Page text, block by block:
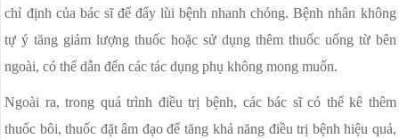
chỉ định của bác sĩ để đẩy lùi bệnh nhanh chóng. Bệnh nhân không
tự ý tăng giảm lượng thuốc hoặc sử dụng thêm thuốc uống từ bên
ngoài, có thể dẫn đến các tác dụng phụ không mong muốn.
Ngoài ra, trong quá trình điều trị bệnh, các bác sĩ có thể kê thêm
thuốc bôi, thuốc đặt âm đạo để tăng khả năng điều trị bệnh hiệu quả,